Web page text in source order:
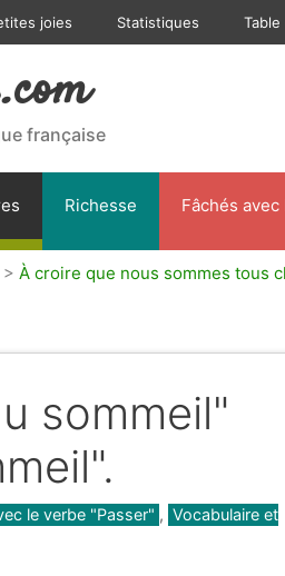
joies Statistiques
française
Richesse Fâchés
> À croire que nous sommes tous
sommeil"
le verbe "Passer" , Vocabulaire et